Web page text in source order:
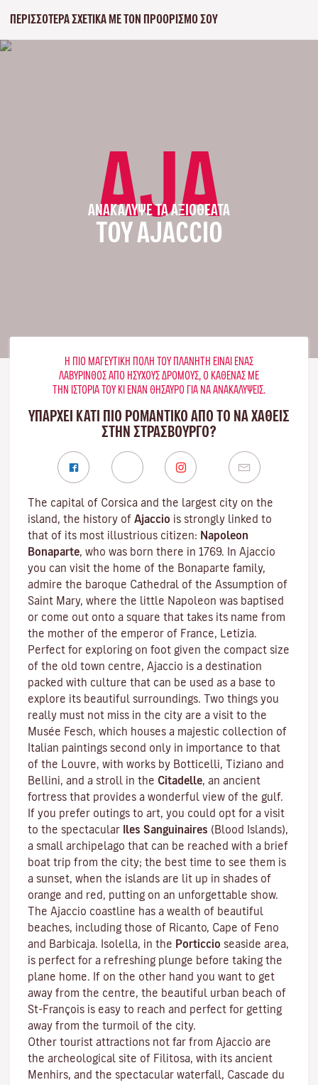
ΠΕΡΙΣΣΌΤΕΡΑ ΣΧΕΤΙΚΆ ΜΕ ΤΟΝ ΠΡΟΟΡΙΣΜΌ ΣΟΥ
AJA
ΑΝΑΚΆΛΥΨΕ ΤΑ ΑΞΙΟΘΈΑΤΑ
ΤΟΥ AJACCIO
Η ΠΙΟ ΜΑΓΕΥΤΙΚΉ ΠΌΛΗ ΤΟΥ ΠΛΑΝΉΤΗ ΕΊΝΑΙ ΈΝΑΣ
ΛΑΒΎΡΙΝΘΟΣ ΑΠΌ ΉΣΥΧΟΥΣ ΔΡΌΜΟΥΣ, Ο ΚΑΘΈΝΑΣ ΜΕ
ΤΗΝ ΙΣΤΟΡΊΑ ΤΟΥ ΚΙ ΈΝΑΝ ΘΗΣΑΥΡΌ ΓΙΑ ΝΑ ΑΝΑΚΑΛΎΨΕΙΣ.
ΥΠΑΡΧΕΙ ΚΑΤΙ ΠΙΟ ΡΟΜΑΝΤΙΚΟ ΑΠΟ ΤΟ ΝΑ ΧΑΘΕΙΣ
ΣΤΗΝ ΣΤΡΑΣΒΟΎΡΓΟ?
The capital of Corsica and the largest city on the
island, the history of Ajaccio is strongly linked to
that of its most illustrious citizen: Napoleon
Bonaparte, who was born there in 1769. In Ajaccio
you can visit the home of the Bonaparte family,
admire the baroque Cathedral of the Assumption of
Saint Mary, where the little Napoleon was baptised
or come out onto a square that takes its name from
the mother of the emperor of France, Letizia.
Perfect for exploring on foot given the compact size
of the old town centre, Ajaccio is a destination
packed with culture that can be used as a base to
explore its beautiful surroundings. Two things you
really must not miss in the city are a visit to the
Musée Fesch, which houses a majestic collection of
Italian paintings second only in importance to that
of the Louvre, with works by Botticelli, Tiziano and
Bellini, and a stroll in the Citadelle, an ancient
fortress that provides a wonderful view of the gulf.
If you prefer outings to art, you could opt for a visit
to the spectacular Iles Sanguinaires (Blood Islands),
a small archipelago that can be reached with a brief
boat trip from the city; the best time to see them is
a sunset, when the islands are lit up in shades of
orange and red, putting on an unforgettable show.
The Ajaccio coastline has a wealth of beautiful
beaches, including those of Ricanto, Cape of Feno
and Barbicaja.
Isolella, in the Porticcio seaside area,
is perfect for a refreshing plunge before taking the
plane home. If on the other hand you want to get
away from the centre, the beautiful urban beach of
St-François is easy to reach and perfect for getting
away from the turmoil of the city.
Other tourist attractions not far from Ajaccio are
the archeological site of Filitosa, with its ancient
Menhirs, and the spectacular waterfall, Cascade du